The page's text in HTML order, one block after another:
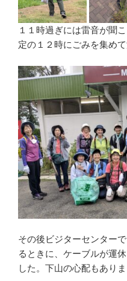
１１時過ぎには雷音が聞
定の１２時にごみを集め
その後ビジターセンター
るときに、ケーブルが運
した。下山の心配もあり